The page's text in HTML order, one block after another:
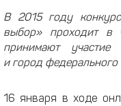
В 2015 году
выбор» проходит в
принимают участие
и город федерального
16 января в ходе